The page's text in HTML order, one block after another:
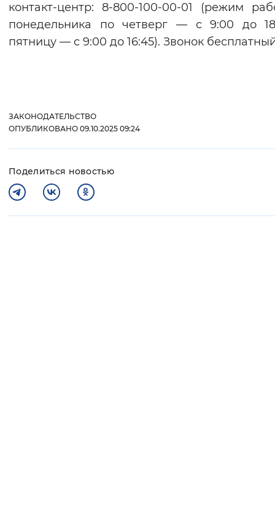
контакт-центр: 8-800-100-00-01 (режим
понедельника по четверг — с 9:00 до
пятницу — с 9:00 до 16:45). Звонок
ЗАКОНОДАТЕЛЬСТВО
ОПУБЛИКОВАНО 09.10.2025 09:24
Поделиться новостью